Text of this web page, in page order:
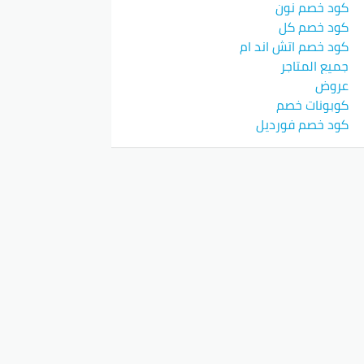
لتقديم عروض حصرية لمتابعيه.
يزيد مقارنة بالمقارنة مع الموقع
الحسابات الرسمية لموقع ماتش على
خاصة أو مناسبات وطنية.
كود خصم نون
كود خصم كل
كود خصم اتش اند ام
جميع المتاجر
عروض
كوبونات خصم
كود خصم فورديل